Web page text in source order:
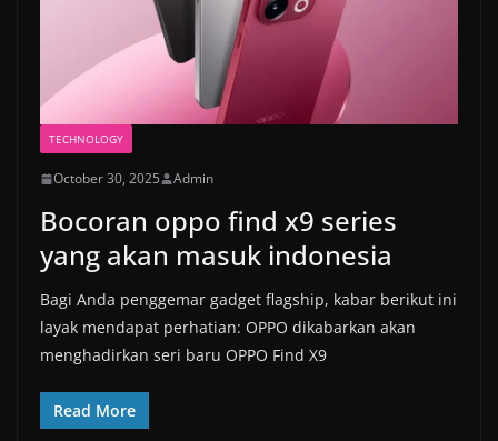
TECHNOLOGY
October 30, 2025 Admin
Bocoran oppo find x9 series
yang akan masuk indonesia
Bagi Anda penggemar gadget flagship, kabar berikut ini
layak mendapat perhatian: OPPO dikabarkan akan
menghadirkan seri baru OPPO Find X9
Read More